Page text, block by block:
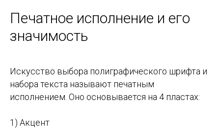
Печатное исполнение и его
значимость
Искусство выбора полиграфического шрифта и
набора текста называют печатным
исполнением. Оно основывается на 4 пластах:
1) Акцент